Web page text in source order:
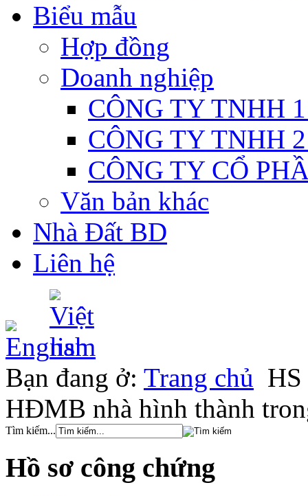
Biểu mẫu
Hợp đồng
Doanh nghiệp
CÔNG TY TNHH
CÔNG TY TNHH
CÔNG TY CỔ
Văn bản khác
Nhà Đất BD
Liên hệ
Bạn đang ở: Trang chủ
HĐMB nhà hình thành
Tìm kiếm...
Hồ sơ công chứng